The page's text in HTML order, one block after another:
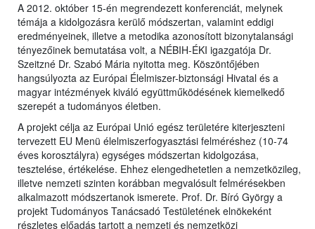
A 2012. október 15-én megrendezett konferenciát, melynek
témája a kidolgozásra kerülő módszertan, valamint eddigi
eredményeinek, illetve a metodika azonosított bizonytalansági
tényezőinek bemutatása volt, a NÉBIH-ÉKI igazgatója Dr.
Szeitzné Dr. Szabó Mária nyitotta meg. Köszöntőjében
hangsúlyozta az Európai Élelmiszer-biztonsági Hivatal és a
magyar intézmények kiváló együttműködésének kiemelkedő
szerepét a tudományos életben.
A projekt célja az Európai Unió egész területére kiterjeszteni
tervezett EU Menü élelmiszerfogyasztási felméréshez (10-74
éves korosztályra) egységes módszertan kidolgozása,
tesztelése, értékelése. Ehhez elengedhetetlen a nemzetközileg,
illetve nemzeti szinten korábban megvalósult felmérésekben
alkalmazott módszertanok ismerete. Prof. Dr. Bíró György a
projekt Tudományos Tanácsadó Testületének elnökeként
részletes előadás tartott a nemzeti és nemzetközi